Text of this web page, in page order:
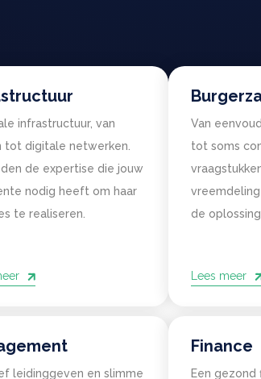
infrastructuur, van
tot digitale netwerken.
de expertise die jouw
nodig heeft om haar
te realiseren.
Van
tot soms
de
Lees meer
leidinggeven en slimme
Finance
Een gezond
Lorem ipsum
Lorem ipsum dolor sit amet, consectetur